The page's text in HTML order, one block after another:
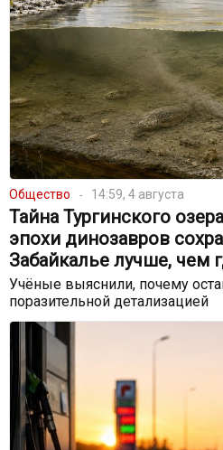
Общество 14:59, 4 августа
Тайна Тургинского
эпохи динозавров
Забайкалье лучше, чем
Учёные выяснили, почему
поразительной детализацией